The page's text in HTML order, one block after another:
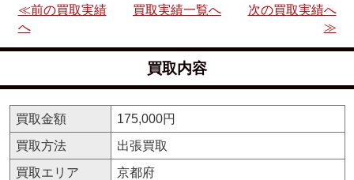
≪前の買取実績
へ
買取実績一覧へ
次の買取実績へ
≫
買取内容
買取金額
175,000円
買取方法
出張買取
買取エリア
京都府